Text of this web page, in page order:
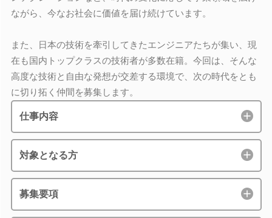
ながら、今なお社会に価値を届け続けています。
また、日本の技術を牽引してきたエンジニアたちが集い、現
在も国内トップクラスの技術者が多数在籍。今回は、そんな
高度な技術と自由な発想が交差する環境で、次の時代をとも
に切り拓く仲間を募集します。
仕事内容
対象となる方
募集要項